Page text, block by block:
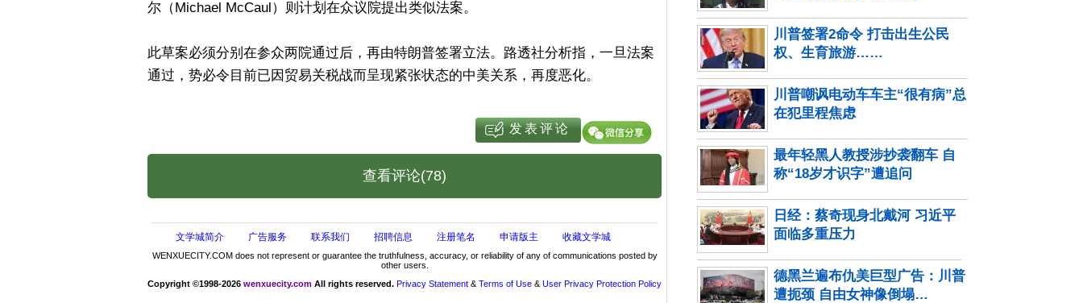
尔（Michael McCaul）则计划在众议院提出类似法案。
此草案必须分别在参众两院通过后，再由特朗普签署立法。路透社分析指，一旦法案
通过，势必令目前已因贸易关税战而呈现紧张状态的中美关系，再度恶化。
查看评论(78)
文学城简介 广告服务 联系我们 招聘信息 注册笔名 申请版主 收藏文学城
WENXUECITY.COM does not represent or guarantee the truthfulness, accuracy, or reliability of any of communications posted by
other users.
Copyright ©1998-2026 wenxuecity.com All rights reserved. Privacy Statement & Terms of Use & User Privacy Protection Policy
川普签署2命令 打击出生公民
权、生育旅游……
川普嘲讽电动车车主“很有病”总
在犯里程焦虑
最年轻黑人教授涉抄袭翻车 自
称“18岁才识字”遭追问
日经：蔡奇现身北戴河 习近平
面临多重压力
德黑兰遍布仇美巨型广告：川普
遭扼颈 自由女神像倒塌…